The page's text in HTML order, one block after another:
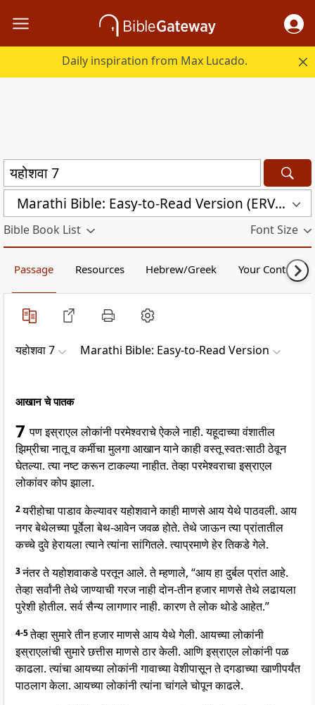
Daily inspiration from Max Lucado.
Marathi Bible: Easy-to-Read Version (ERV-MR)
Bible Book List Font Size
Passage Resources Hebrew/Greek Your Content
यहोशवा 7 Marathi Bible: Easy-to-Read Version
आखान चे पातक
7पण इस्राएल लोकांनी परमेश्वराचे ऐकले नाही. यहूदाच्या वंशातील
झिम्रीचा नातू व कर्मीचा मुलगा आखान याने काही वस्तू स्वतःसाठी ठेवून
घेतल्या. त्या नष्ट करून टाकल्या नाहीत. तेव्हा परमेश्वराचा इस्राएल
लोकांवर कोप झाला.
2यरीहोचा पाडाव केल्यावर यहोशवाने काही माणसे आय येथे पाठवली. आय
नगर बेथेलच्या पूर्वेला बेथ-आवेन जवळ होते. तेथे जाऊन त्या प्रांतातील
कच्चे दुवे हेरायला त्याने त्यांना सांगितले. त्याप्रमाणे हेर तिकडे गेले.
3नंतर ते यहोशवाकडे परतून आले. ते म्हणाले, “आय हा दुर्बल प्रांत आहे.
तेव्हा सर्वांनी तेथे जाण्याची गरज नाही दोन-तीन हजार माणसे तेथे लढायला
पुरेशी होतील. सर्व सैन्य लागणार नाही. कारण ते लोक थोडे आहेत.”
4-5तेव्हा सुमारे तीन हजार माणसे आय येथे गेली. आयच्या लोकांनी
इस्राएलांची सुमारे छत्तीस माणसे ठार केली. आणि इस्राएल लोकांनी पळ
काढला. त्यांचा आयच्या लोकांनी गावाच्या वेशीपासून ते दगडाच्या खाणीपर्यंत
पाठलाग केला. आयच्या लोकांनी त्यांना चांगले चोपून काढले.